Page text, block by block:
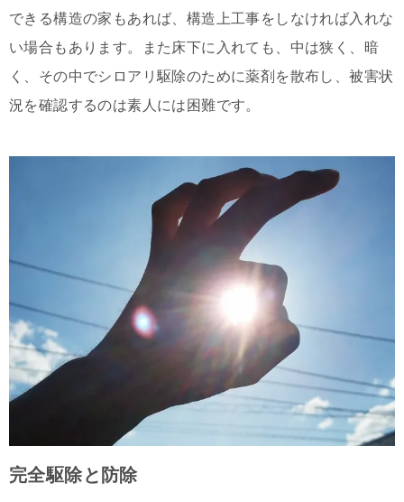
できる構造の家もあれば、構造上工事をしなければ入れな
い場合もあります。また床下に入れても、中は狭く、暗
く、その中でシロアリ駆除のために薬剤を散布し、被害状
況を確認するのは素人には困難です。
完全駆除と防除